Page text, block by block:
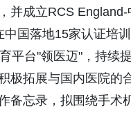
并成立RCS
国落地15家认证培
平台"领医迈"，持续
极拓展与国内医院
备忘录，拟围绕手